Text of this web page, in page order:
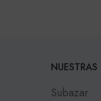
Subazar